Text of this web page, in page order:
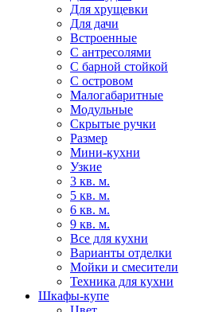
Для хрущевки
Для дачи
Встроенные
С антресолями
С барной стойкой
С островом
Малогабаритные
Модульные
Скрытые ручки
Размер
Мини-кухни
Узкие
3 кв. м.
5 кв. м.
6 кв. м.
9 кв. м.
Все для кухни
Варианты отделки
Мойки и смесители
Техника для кухни
Шкафы-купе